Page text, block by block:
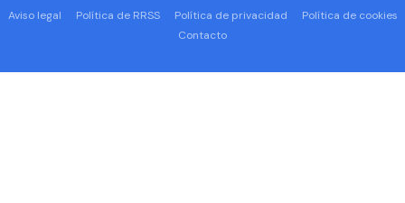
Aviso legal Política de RRSS Política de privacidad
Política de cookies
Contacto